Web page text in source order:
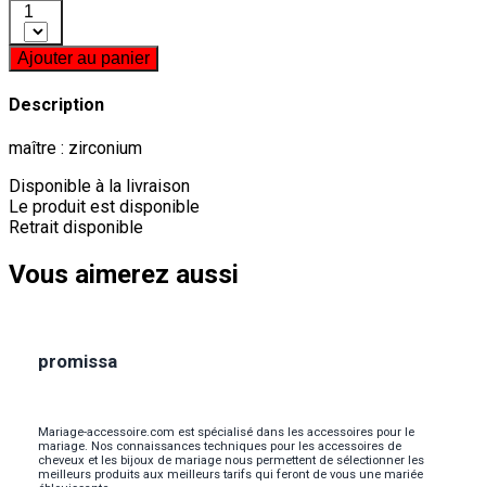
1
Ajouter au panier
Description
maître : zirconium
Disponible à la livraison
Le produit est disponible
Retrait disponible
Vous aimerez aussi
promissa
Mariage-accessoire.com est spécialisé dans les accessoires pour le
mariage. Nos connaissances techniques pour les accessoires de
cheveux et les bijoux de mariage nous permettent de sélectionner les
meilleurs produits aux meilleurs tarifs qui feront de vous une mariée